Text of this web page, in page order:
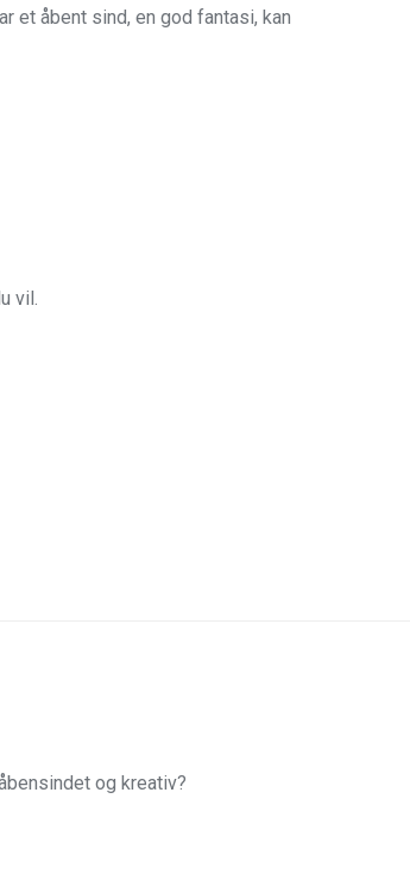
et åbent sind, en god fantasi, kan
vil.
og kreativ?